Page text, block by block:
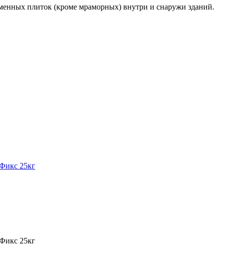
плиток (кроме мраморных) внутри и снаружи зданий.
25кг
25кг